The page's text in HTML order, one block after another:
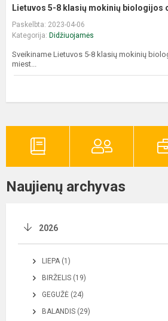
Lietuvos 5-8 klasių mokinių biologijos
Paskelbta: 2023-04-06
Kategorija: Didžiuojamės
Sveikiname Lietuvos 5-8 klasių mokinių
miest...
Naujienų archyvas
2026
LIEPA (1)
BIRŽELIS (19)
GEGUŽĖ (24)
BALANDIS (29)